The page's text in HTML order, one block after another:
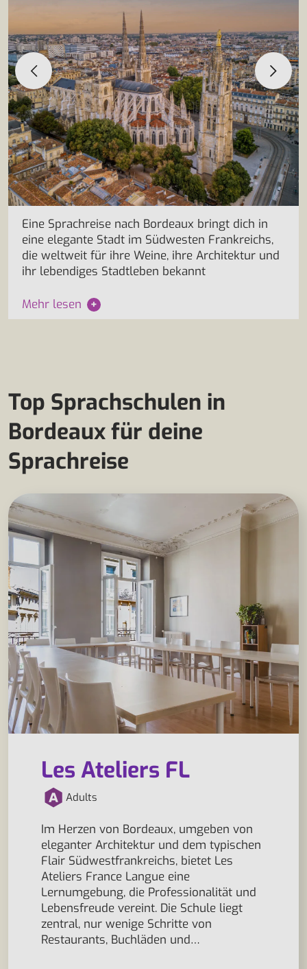
Eine Sprachreise nach Bordeaux bringt dich in
eine elegante Stadt im Südwesten Frankreichs,
die weltweit für ihre Weine, ihre Architektur und
ihr lebendiges Stadtleben bekannt
Mehr lesen +
Top Sprachschulen in
Bordeaux für deine
Sprachreise
Les Ateliers FL
Adults
Im Herzen von Bordeaux, umgeben von
eleganter Architektur und dem typischen
Flair Südwestfrankreichs, bietet Les
Ateliers France Langue eine
Lernumgebung, die Professionalität und
Lebensfreude vereint. Die Schule liegt
zentral, nur wenige Schritte von
Restaurants, Buchläden und…